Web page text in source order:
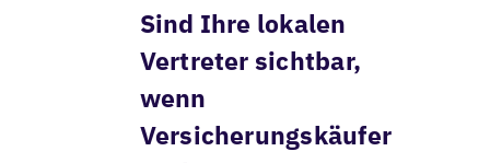
Sind Ihre lokalen
Vertreter sichtbar,
wenn
Versicherungskäufer